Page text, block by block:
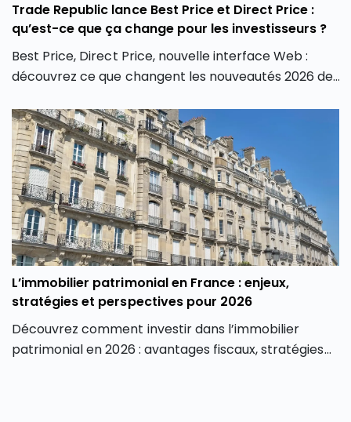
Trade Republic lance Best Price et Direct Price :
qu’est-ce que ça change pour les investisseurs ?
Best Price, Direct Price, nouvelle interface Web :
découvrez ce que changent les nouveautés 2026 de
L’immobilier patrimonial en France : enjeux,
stratégies et perspectives pour 2026
Découvrez comment investir dans l’immobilier
patrimonial en 2026 : avantages fiscaux, stratégies